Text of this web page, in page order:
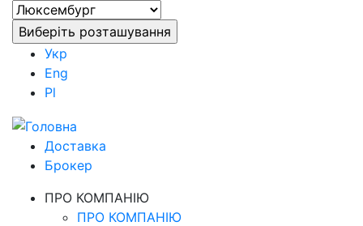
Укр
Eng
Pl
Доставка
Брокер
ПРО КОМПАНІЮ
ПРО КОМПАНІЮ